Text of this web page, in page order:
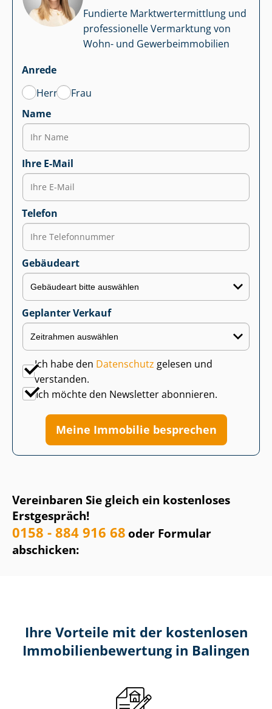
Vereinbaren Sie gleich ein kostenloses
Erstgespräch!
0158 - 884 916 68oder Formular
abschicken:
Fundierte Markt­wert­ermitt­lung und
professionelle Vermarktung von
Wohn- und Ge­wer­be­im­mo­bi­li­en
Anrede
Herr
Frau
Name
Ihre E-Mail
Telefon
Gebäudeart
Geplanter Verkauf
Ich habe den Datenschutz gelesen und
verstanden.
Ich möchte den Newsletter abonnieren.
Meine Immobilie besprechen
Ihre Vorteile mit der kostenlosen
Im­mo­bi­li­en­be­wer­tung in Balingen